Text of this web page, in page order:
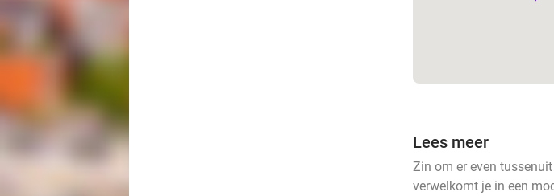
Lees meer
Zin om er even
verwelkomt je in een